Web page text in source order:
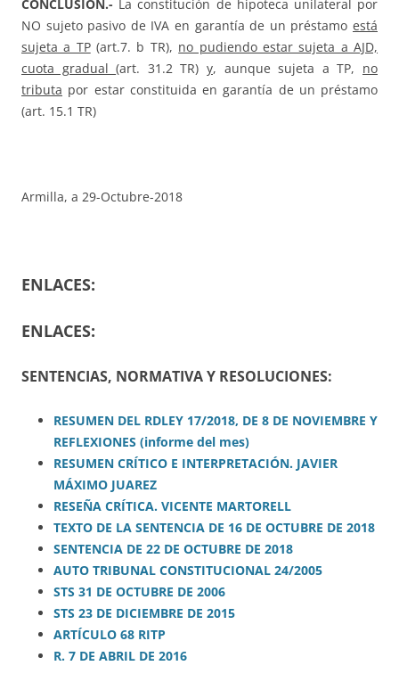
CONCLUSION.- La constitución de hipoteca unilateral por
NO sujeto pasivo de IVA en garantía de un préstamo está
sujeta a TP(art.7. b TR), no pudiendo estar sujeta a AJD,
cuota gradual(art. 31.2 TR)y, aunque sujeta a TP, no
tributa por estar constituida en garantía de un préstamo
(art. 15.1 TR)
Armilla, a 29-Octubre-2018
ENLACES:
ENLACES:
SENTENCIAS, NORMATIVA Y RESOLUCIONES:
RESUMEN DEL RDLEY 17/2018, DE 8 DE NOVIEMBRE Y
REFLEXIONES (informe del mes)
RESUMEN CRÍTICO E INTERPRETACIÓN. JAVIER
MÁXIMO JUAREZ
RESEÑA CRÍTICA. VICENTE MARTORELL
TEXTO DE LA SENTENCIA DE 16 DE OCTUBRE DE 2018
SENTENCIA DE 22 DE OCTUBRE DE 2018
AUTO TRIBUNAL CONSTITUCIONAL 24/2005
STS 31 DE OCTUBRE DE 2006
STS 23 DE DICIEMBRE DE 2015
ARTÍCULO 68 RITP
R. 7 DE ABRIL DE 2016